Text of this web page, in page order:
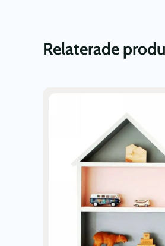
Relaterade